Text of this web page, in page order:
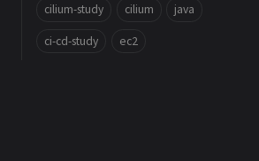
cilium-study cilium java
ci-cd-study ec2